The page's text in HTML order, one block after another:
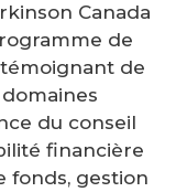
Canada
de
témoignant de
du conseil
financière
fonds, gestion